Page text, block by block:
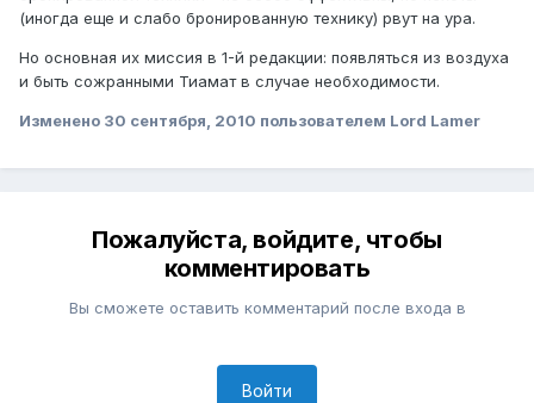
(иногда еще и слабо бронированную технику) рвут на ура.
Но основная их миссия в 1-й редакции: появляться из воздуха
и быть сожранными Тиамат в случае необходимости.
Изменено 30 сентября, 2010 пользователем Lord Lamer
Пожалуйста, войдите, чтобы
комментировать
Вы сможете оставить комментарий после входа в
Войти